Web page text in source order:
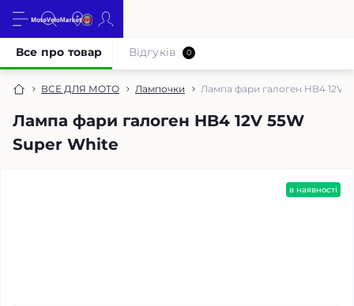
ВСЕ ДЛЯ МОТО Лампочки Лампа фари галоген HB4 12V
Лампа фари галоген HB4 12V 55W
Super White
Все про товар Відгуків 0
в наявності